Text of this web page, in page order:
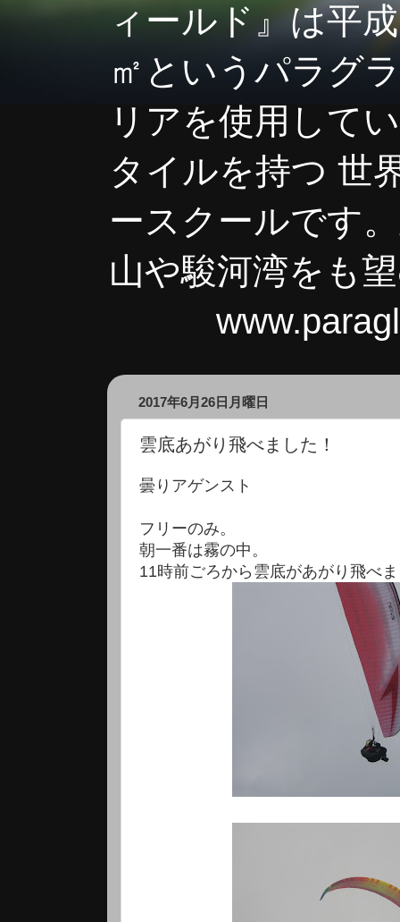
ィールド』は平
㎡というパラグ
リアを使用して
タイルを持つ 世
ースクールです
山や駿河湾をも
2017年6月26日月曜日
雲底あがり飛べました！
曇りアゲンスト
フリーのみ。
朝一番は霧の中。
11時前ごろから雲底があがり飛べ